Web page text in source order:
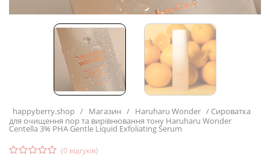
happyberry.shop / Магазин / Haruharu Wonder / Сироватка
для очищення пор та вирівнювання тону Haruharu Wonder
Centella 3% PHA Gentle Liquid Exfoliating Serum
(0 відгуків)